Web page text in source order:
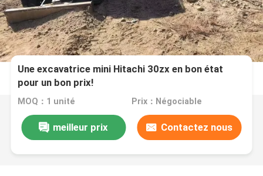
Une excavatrice mini Hitachi 30zx en bon état
pour un bon prix!
MOQ：1 unité Prix：Négociable
meilleur prix Contactez nous